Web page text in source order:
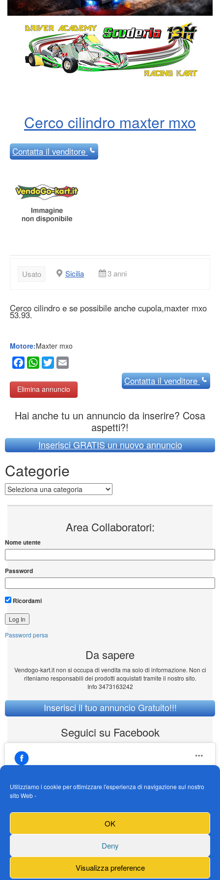
Utilizziamo i cookie per ottimizzare l'esperienza di navigazione sul nostro
sito Web -
OK
Deny
Visualizza preference
Cerco cilindro maxter mxo
Contattail venditore
Usato Sicilia 3 anni
Cerco cilindro e se possibile anche cupola,maxter mxo
53.93.
Motore:Maxter mxo
Facebook
WhatsApp
Twitter
Elimina annuncio
Contattail venditore
Hai anche tu un annuncio da inserire? Cosa
aspetti?!
Inserisci GRATIS un nuovo annuncio
Categorie
Categorie
Area Collaboratori:
Nome utente
Password
Ricordami
Password persa
Da sapere
Vendogo-kart.it non si occupa di vendita ma solo di informazione. Non ci
riteniamo responsabili dei prodotti acquistati tramite il nostro sito.
Info 3473163242
Inserisci il tuo annuncio Gratuito!!!
Seguici su Facebook
https://www.facebook.com/Vendogokartit/
Fai clic per accettare i cookie marketing e
abilitare questo contenuto